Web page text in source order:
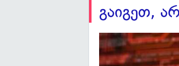
გაიგეთ,